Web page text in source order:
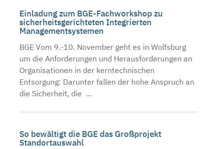
Einladung zum BGE-Fachworkshop zu
sicherheitsgerichteten Integrierten
Managementsystemen
BGE Vom 9.-10. November geht es in Wolfsburg
um die Anforderungen und Herausforderungen an
Organisationen in der kerntechnischen
Entsorgung: Darunter fallen der hohe Anspruch an
die Sicherheit, die ...
So bewältigt die BGE das Großprojekt
Standortauswahl